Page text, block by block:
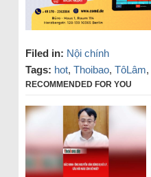
Filed in: Nội chính
Tags: hot, Thoibao, TôLâm,
RECOMMENDED FOR YOU